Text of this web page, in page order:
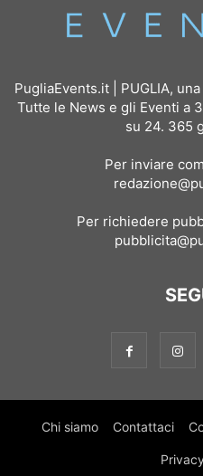
PugliaEvents.it | PUGLIA,
Tutte le News e gli Eventi a
su 24. 365
Per inviare
Per richiedere
Chi siamo Contattaci